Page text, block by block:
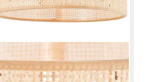
Deckenleuchte Lillyy, ohne
Leuchtmittel, E27, max. 40W,